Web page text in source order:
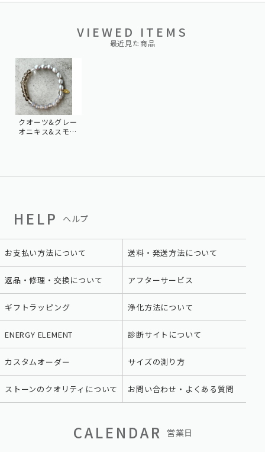
VIEWED ITEMS
最近見た商品
クオーツ&グレー
オニキス&スモー
HELP ヘルプ
お支払い方法について 送料・発送方法について
返品・修理・交換について アフターサービス
ギフトラッピング 浄化方法について
ENERGY ELEMENT 診断サイトについて
カスタムオーダー サイズの測り方
ストーンのクオリティについて お問い合わせ・よくある質問
CALENDAR 営業日